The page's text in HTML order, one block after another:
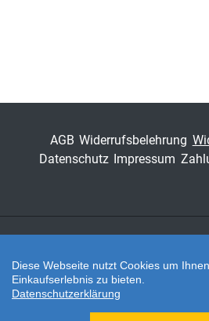
Band 206
Fachbereich
AGB Widerrufsbelehrung
Datenschutz Impressum
Twitter
Diese Webseite nutzt Cookies um
Einkaufserlebnis zu bieten.
Datenschutzerklärung